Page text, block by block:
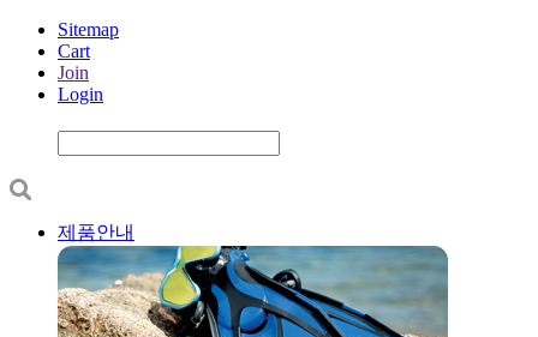
Sitemap
Cart
Join
Login
제품안내